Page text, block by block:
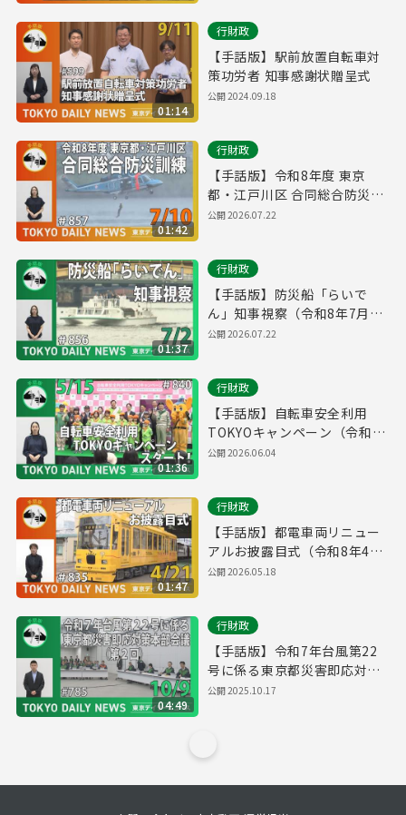
01:14
行財政
【手話版】駅前放置自転車対
策功労者 知事感謝状贈呈式
公開2024.09.18
01:42
行財政
【手話版】令和8年度 東京
都・江戸川区 合同総合防災訓
練（令和8年7月9日 東京デイ
公開2026.07.22
01:37
行財政
【手話版】防災船「らいで
ん」知事視察（令和8年7月2
日 東京デイリーニュース
公開2026.07.22
01:36
行財政
【手話版】自転車安全利用
TOKYOキャンペーン（令和8
年5月15日 東京デイリーニュ
公開2026.06.04
01:47
行財政
【手話版】都電車両リニュー
アルお披露目式（令和8年4月
21日 東京デイリーニュース
公開2026.05.18
04:49
行財政
【手話版】令和7年台風第22
号に係る東京都災害即応対策
本部会議（第２回）（令和7年
公開2025.10.17